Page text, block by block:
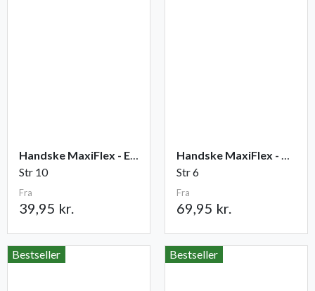
Handske MaxiFlex - Elite
Str 10
Fra
39,95 kr.
Handske MaxiFlex - Cut
Str 6
Fra
69,95 kr.
Bestseller Bestseller